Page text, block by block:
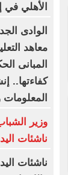
الأهلي في
الوادى
معاهد
المبانى
كفاءتها..
وزير
ناشئات
ناشئات